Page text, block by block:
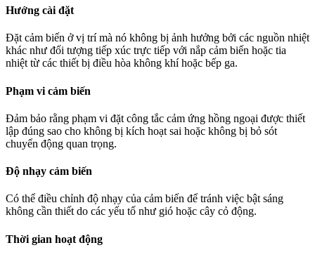
Hướng cài đặt
Đặt cảm biến ở vị trí mà nó không bị ảnh hưởng bởi các nguồn nhiệt
khác như đối tượng tiếp xúc trực tiếp với nắp cảm biến hoặc tia
nhiệt từ các thiết bị điều hòa không khí hoặc bếp ga.
Phạm vi cảm biến
Đảm bảo rằng phạm vi đặt công tắc cảm ứng hồng ngoại được thiết
lập đúng sao cho không bị kích hoạt sai hoặc không bị bỏ sót
chuyển động quan trọng.
Độ nhạy cảm biến
Có thể điều chỉnh độ nhạy của cảm biến để tránh việc bật sáng
không cần thiết do các yếu tố như gió hoặc cây cỏ động.
Thời gian hoạt động